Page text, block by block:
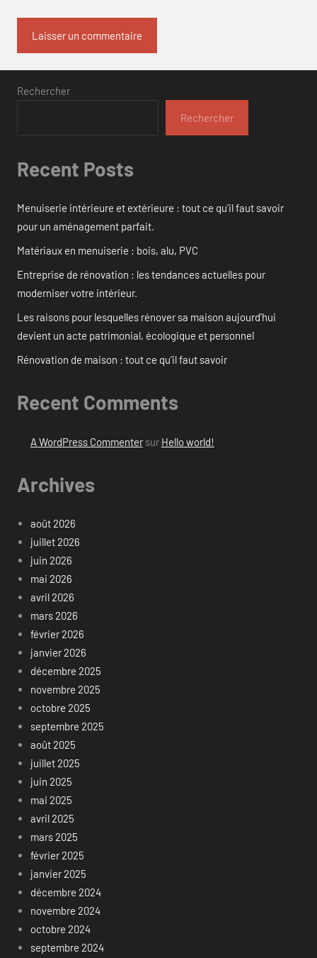
Rechercher
Rechercher
Recent Posts
Menuiserie intérieure et extérieure : tout ce qu’il faut savoir
pour un aménagement parfait.
Matériaux en menuiserie : bois, alu, PVC
Entreprise de rénovation : les tendances actuelles pour
moderniser votre intérieur.
Les raisons pour lesquelles rénover sa maison aujourd’hui
devient un acte patrimonial, écologique et personnel
Rénovation de maison : tout ce qu’il faut savoir
Recent Comments
A WordPress Commentersur Hello world!
Archives
août 2026
juillet 2026
juin 2026
mai 2026
avril 2026
mars 2026
février 2026
janvier 2026
décembre 2025
novembre 2025
octobre 2025
septembre 2025
août 2025
juillet 2025
juin 2025
mai 2025
avril 2025
mars 2025
février 2025
janvier 2025
décembre 2024
novembre 2024
octobre 2024
septembre 2024